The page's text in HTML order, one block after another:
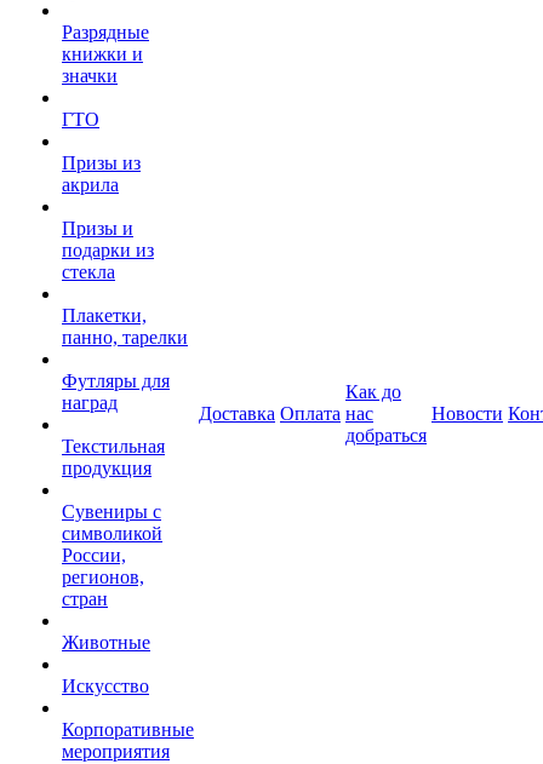
Разрядные
книжки и
значки
ГТО
Призы из
акрила
Призы и
подарки из
стекла
Плакетки,
панно, тарелки
Футляры для
наград
Текстильная
продукция
Сувениры с
символикой
России,
регионов,
стран
Животные
Искусство
Корпоративные
мероприятия
Доставка Оплата
Как до
нас
добраться
Новости